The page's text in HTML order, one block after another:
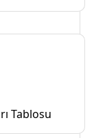
Tablosu